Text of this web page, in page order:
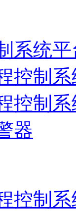
系统平
控制
控制
器
控制